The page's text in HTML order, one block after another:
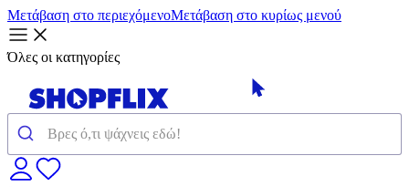
Μετάβαση στο περιεχόμενοΜετάβαση στο κυρίως μενού
Όλες οι κατηγορίες